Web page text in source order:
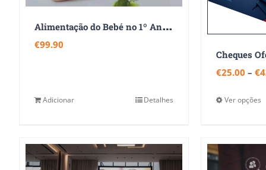
A
limentação do Bebé no 1º Ano de Vida
€99.90
Adicionar Detalhes
€25.00 – €
Ver opções